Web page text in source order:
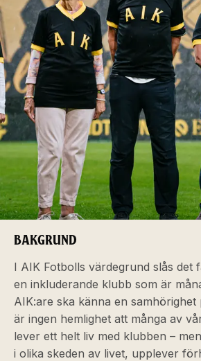
BAKGRUND
I AIK Fotbolls värdegrund slås det
en inkluderande klubb som är
AIK:are ska känna en samhörighet
är ingen hemlighet att många av
lever ett helt liv med klubben –
i olika skeden av livet, upplever